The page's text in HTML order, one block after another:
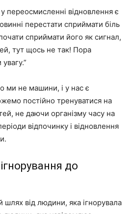
відновлення є
перестати сприймати біль
сприймати його як сигнал,
тут щось не так! Пора
ми не машини, і у нас є
постійно тренуватися на
не даючи організму часу на
відпочинку і відновлення
до
від людини, яка ігнорувала